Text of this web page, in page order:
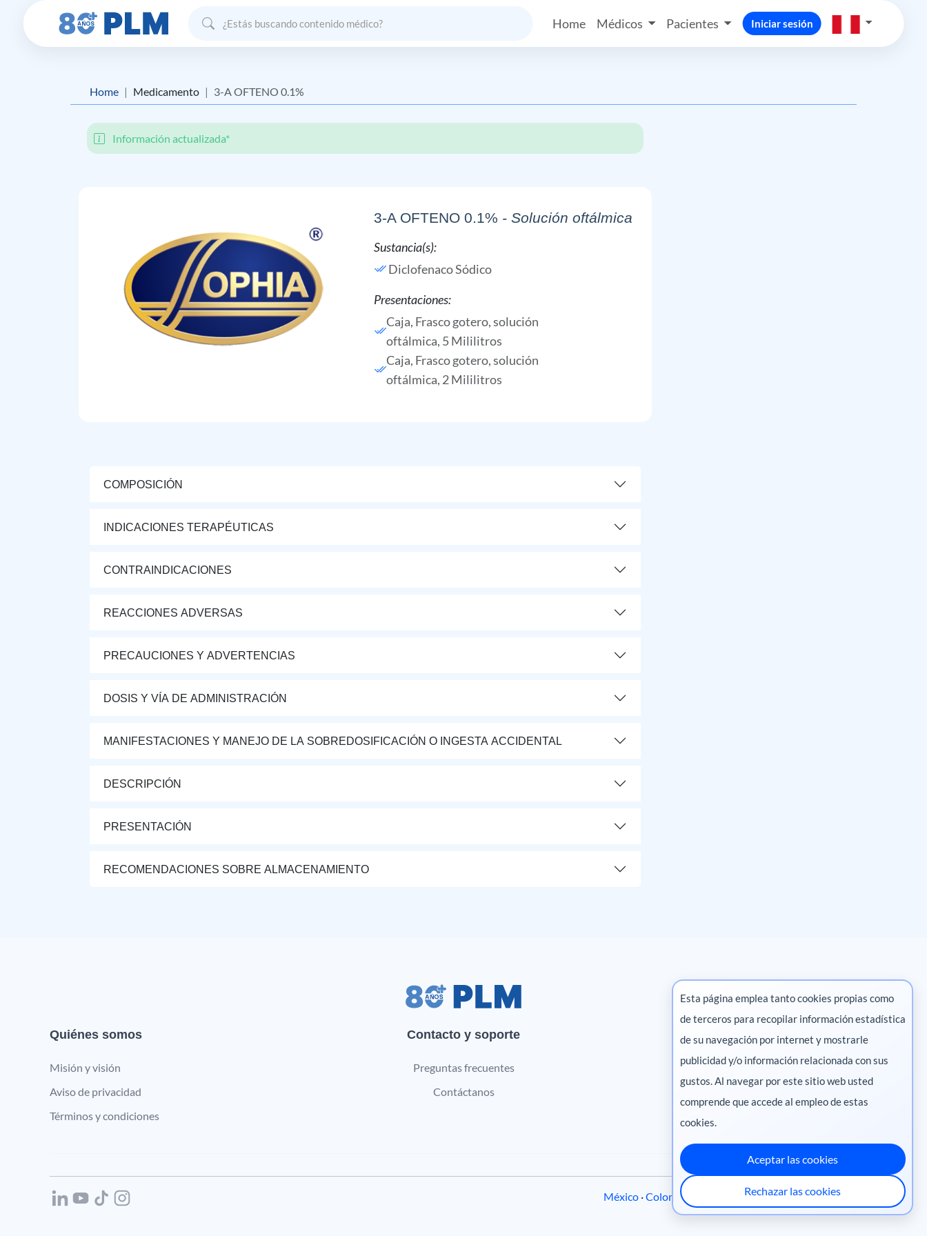
Home Médicos Pacientes Iniciar sesión
Home Medicamento 3-A OFTENO 0.1%
Información actualizada*
3-A OFTENO 0.1% - Solución oftálmica
Sustancia(s):
Diclofenaco Sódico
Presentaciones:
Caja, Frasco gotero, solución
oftálmica, 5 Mililitros
Caja, Frasco gotero, solución
oftálmica, 2 Mililitros
COMPOSICIÓN
INDICACIONES TERAPÉUTICAS
CONTRAINDICACIONES
REACCIONES ADVERSAS
PRECAUCIONES Y ADVERTENCIAS
DOSIS Y VÍA DE ADMINISTRACIÓN
MANIFESTACIONES Y MANEJO DE LA SOBREDOSIFICACIÓN O INGESTA ACCIDENTAL
DESCRIPCIÓN
PRESENTACIÓN
RECOMENDACIONES SOBRE ALMACENAMIENTO
Quiénes somos
Misión y visión
Aviso de privacidad
Términos y condiciones
Contacto y soporte
Preguntas frecuentes
Contáctanos
Marketing digital
Pharma
México ·Colombia Perú·Centroamérica
Esta página emplea tanto cookies propias como
de terceros para recopilar información estadística
de su navegación por internet y mostrarle
publicidad y/o información relacionada con sus
gustos. Al navegar por este sitio web usted
comprende que accede al empleo de estas
cookies.
Aceptar las cookies
Rechazar las cookies